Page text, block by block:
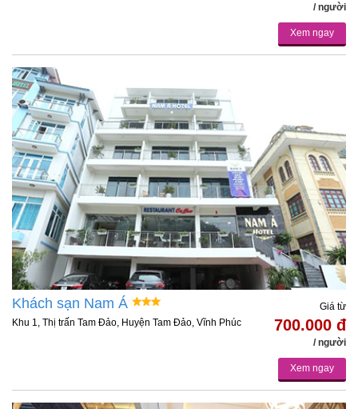
/ người
Xem ngay
Khách sạn Nam Á
Khu 1, Thị trấn Tam Đảo, Huyện Tam Đảo, Vĩnh Phúc
Giá từ
700.000 đ
/ người
Xem ngay